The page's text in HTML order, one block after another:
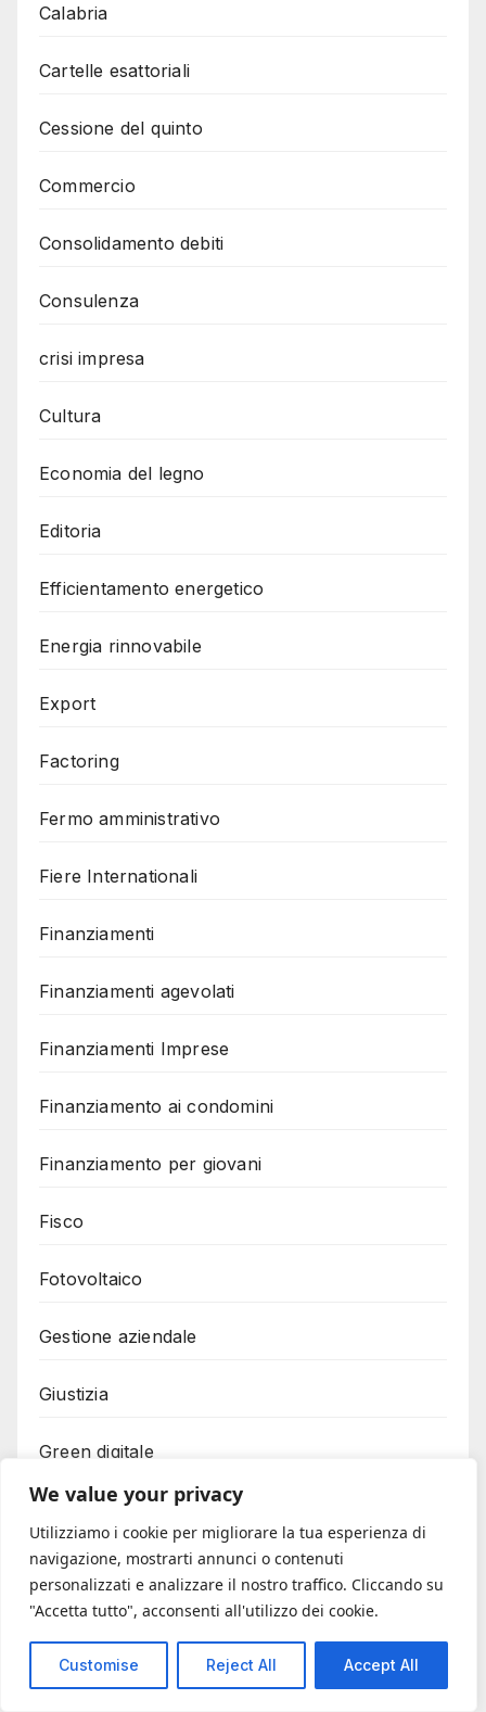
We value your privacy
Utilizziamo i cookie per migliorare la tua esperienza di
navigazione, mostrarti annunci o contenuti
personalizzati e analizzare il nostro traffico. Cliccando su
"Accetta tutto", acconsenti all'utilizzo dei cookie.
Customise Reject All Accept All
Calabria
Cartelle esattoriali
Cessione del quinto
Commercio
Consolidamento debiti
Consulenza
crisi impresa
Cultura
Economia del legno
Editoria
Efficientamento energetico
Energia rinnovabile
Export
Factoring
Fermo amministrativo
Fiere Internationali
Finanziamenti
Finanziamenti agevolati
Finanziamenti Imprese
Finanziamento ai condomini
Finanziamento per giovani
Fisco
Fotovoltaico
Gestione aziendale
Giustizia
Green digitale
Immobili asta
Immobiliare
Imprenditoria femminile
Imprenditoria giovanile